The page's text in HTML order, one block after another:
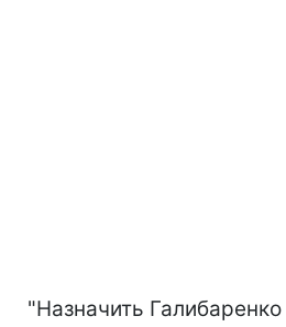
"Назначить